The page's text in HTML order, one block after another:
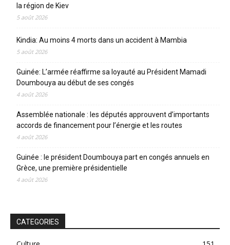
la région de Kiev
5 août 2026
Kindia: Au moins 4 morts dans un accident à Mambia
5 août 2026
Guinée: L’armée réaffirme sa loyauté au Président Mamadi
Doumbouya au début de ses congés
4 août 2026
Assemblée nationale : les députés approuvent d’importants
accords de financement pour l’énergie et les routes
4 août 2026
Guinée : le président Doumbouya part en congés annuels en
Grèce, une première présidentielle
4 août 2026
CATEGORIES